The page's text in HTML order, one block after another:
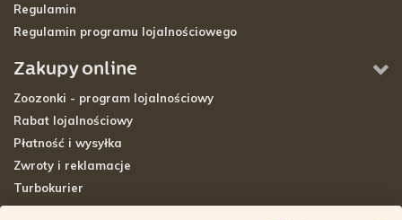
Regulamin
Regulamin programu lojalnościowego
Zakupy online
Zoozonki - program lojalnościowy
Rabat lojalnościowy
Płatność i wysyłka
Zwroty i reklamacje
Turbokurier